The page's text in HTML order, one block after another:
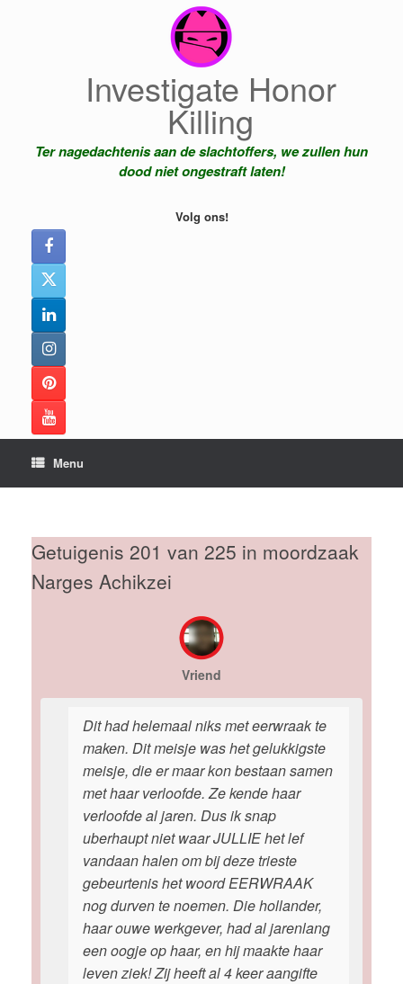
Investigate Honor
Killing
Ter nagedachtenis aan de slachtoffers, we zullen hun
dood niet ongestraft laten!
Volg ons!
Menu
Getuigenis 201 van 225 in moordzaak
Narges Achikzei
Vriend
Dit had helemaal niks met eerwraak te
maken. Dit meisje was het gelukkigste
meisje, die er maar kon bestaan samen
met haar verloofde. Ze kende haar
verloofde al jaren. Dus ik snap
uberhaupt niet waar JULLIE het lef
vandaan halen om bij deze trieste
gebeurtenis het woord EERWRAAK
nog durven te noemen. Die hollander,
haar ouwe werkgever, had al jarenlang
een oogje op haar, en hij maakte haar
leven ziek! Zij heeft al 4 keer aangifte